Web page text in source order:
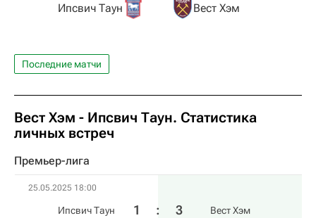
Ипсвич Таун Вест Хэм
Последние матчи
Вест Хэм - Ипсвич Таун. Статистика
личных встреч
Премьер-лига
25.05.2025 18:00
Ипсвич Таун 1 : 3 Вест Хэм